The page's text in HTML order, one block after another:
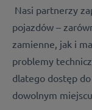
Nasi partnerzy
pojazdów –
zamienne, jak i
problemy
dlatego dostęp
dowolnym